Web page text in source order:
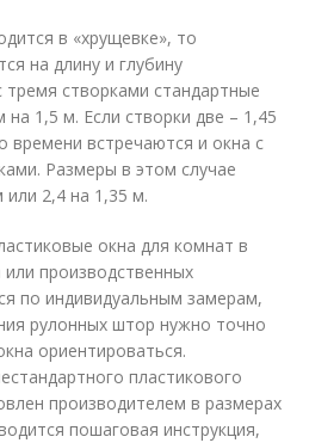
в «хрущевке», то
на длину и глубину
створками стандартные
1,5 м. Если створки две – 1,45
времени встречаются и окна с
Размеры в этом случае
2,4 на 1,35 м.
окна для комнат в
производственных
по индивидуальным замерам,
рулонных штор нужно точно
ориентироваться.
пластикового
производителем в размерах
пошаговая инструкция,